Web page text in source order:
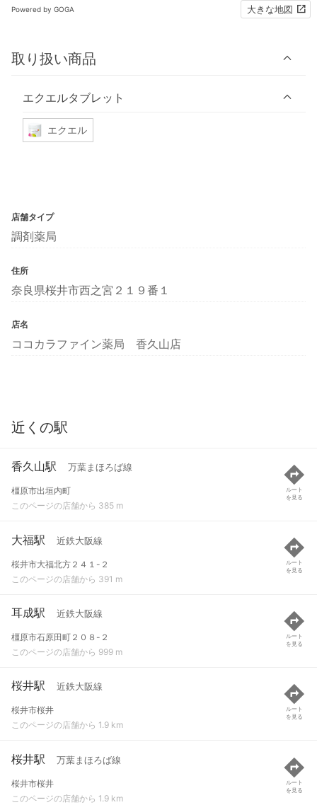
Powered by GOGA 大きな地図
取り扱い商品
エクエルタブレット
エクエル
店舗タイプ
調剤薬局
住所
奈良県桜井市西之宮２１９番１
店名
ココカラファイン薬局 香久山店
近くの駅
香久山駅 万葉まほろば線
橿原市出垣内町
このページの店舗から 385 m
ルート
を見る
大福駅 近鉄大阪線
桜井市大福北方２４１-２
このページの店舗から 391 m
ルート
を見る
耳成駅 近鉄大阪線
橿原市石原田町２０８-２
このページの店舗から 999 m
ルート
を見る
桜井駅 近鉄大阪線
桜井市桜井
このページの店舗から 1.9 km
ルート
を見る
桜井駅 万葉まほろば線
桜井市桜井
このページの店舗から 1.9 km
ルート
を見る